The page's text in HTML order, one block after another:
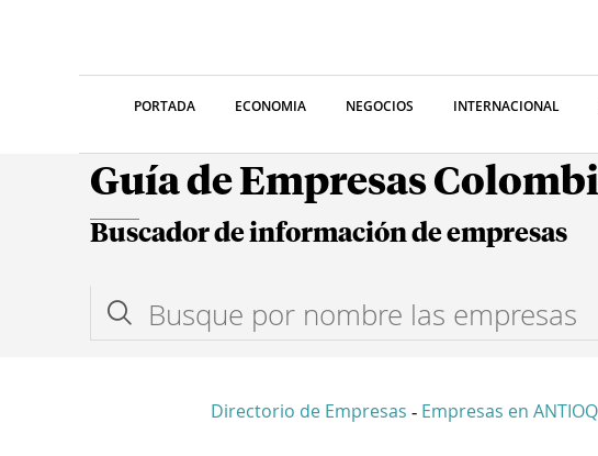
PORTADA ECONOMIA NEGOCIOS INTERNACIONAL
Guía de Empresas
Buscador de información de empresas
Directorio de Empresas - Empresas en